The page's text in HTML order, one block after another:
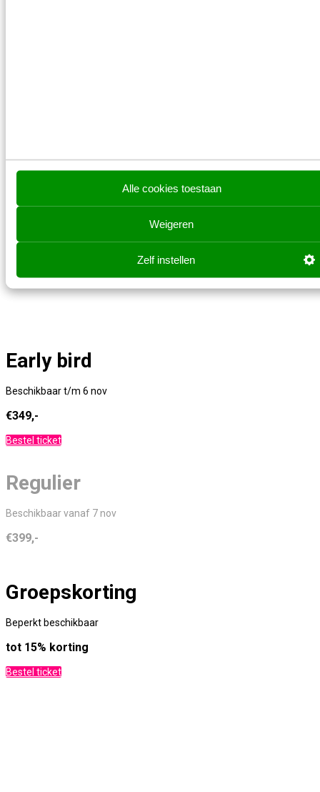
Alle cookies toestaan
Weigeren
Zelf instellen
Super early bird
Early bird
Beschikbaar t/m 6 nov
€349,-
Bestel ticket
Regulier
Beschikbaar vanaf 7 nov
€399,-
Groepskorting
Beperkt beschikbaar
tot 15% korting
Bestel ticket